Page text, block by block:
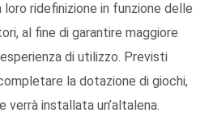
ridefinizione in funzione delle
al fine di garantire maggiore
di utilizzo. Previsti
la dotazione di giochi,
installata un’altalena.